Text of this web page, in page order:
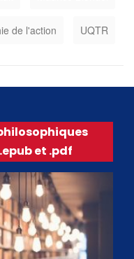
de l'action UQTR
et .pdf